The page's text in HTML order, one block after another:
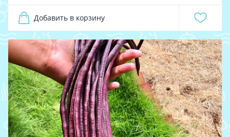
Добавить в корзину